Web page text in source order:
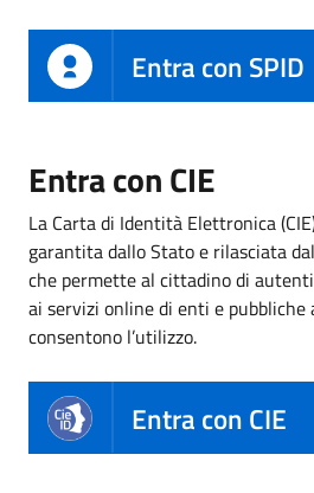
Entra con SPID
Entra con CIE
La Carta di Identità Elettronica
garantita dallo Stato e rilasciata
che permette al cittadino di
ai servizi online di enti e
consentono l’utilizzo.
Entra con CIE